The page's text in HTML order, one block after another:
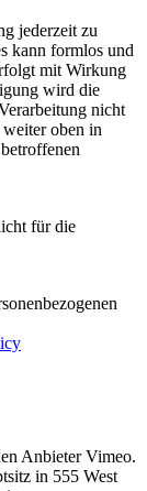
jederzeit zu
kann formlos und
mit Wirkung
wird die
nicht
oben in
für die
Anbieter Vimeo.
in 555 West